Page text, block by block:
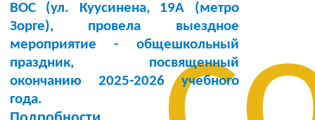
BOC (ул. Куусинена, 19А (метро
Зорге), провела выездное
мероприятие - общешкольный
праздник, посвященный
окончанию 2025-2026 учебного
года.